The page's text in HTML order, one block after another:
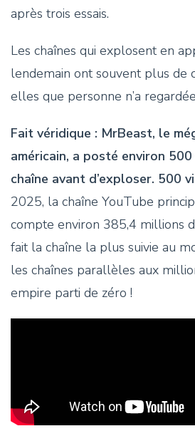
après trois essais.
Les chaînes qui explosent en
lendemain ont souvent plus de
elles que personne n’a
Fait véridique : MrBeast, le
américain, a posté environ
chaîne avant d’exploser. 500
2025, la chaîne YouTube
compte environ 385,4 millions
fait la chaîne la plus suivie au
les chaînes parallèles aux
empire parti de zéro !